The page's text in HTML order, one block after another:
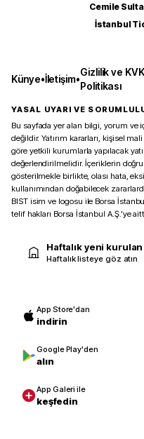
Cemile
İstanbul
Künye•İletişim•
Gizlilik ve
Politikası
YASAL UYARI VE
Bu sayfada yer alan bilgi, yorum ve
değildir. Yatırım kararları, kişisel
göre yetkili kurumlarla yapılacak
değerlendirilmelidir. İçeriklerin
gösterilmekle birlikte, olası hata,
kullanımından doğabilecek
BIST isim ve logosu ile Borsa
telif hakları Borsa İstanbul A.Ş.’ye
Haftalık yeni
Haftalık listeye göz atın
App Store'dan
indirin
Google Play'den
alın
App Galeri ile
keşfedin